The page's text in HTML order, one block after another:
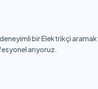
deneyimli bir Elektrikçi
arıyoruz.